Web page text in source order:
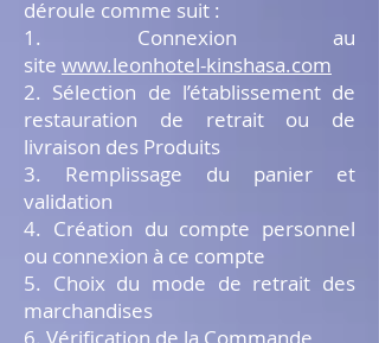
déroule comme suit :
1. Connexion au
site www.leonhotel-kinshasa.com
2. Sélection de l’établissement de
restauration de retrait ou de
livraison des Produits
3. Remplissage du panier et
validation
4. Création du compte personnel
ou connexion à ce compte
5. Choix du mode de retrait des
marchandises